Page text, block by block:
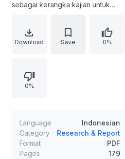
sebagai kerangka kajian untuk
Islam. Materinya meliputi konsep
dasar filsafat pendidikan Islam,
manusia sebagai subjek
pendidikan, konsep ilmu dalam
Download Save 0%
0%
Language
Indonesian
Category
Research & Report
Format
PDF
Pages
179